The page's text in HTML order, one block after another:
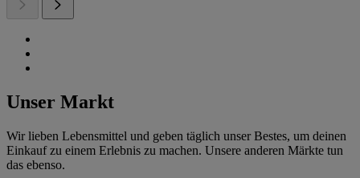
Unser Markt
Wir lieben Lebensmittel und geben täglich unser Bestes, um deinen
Einkauf zu einem Erlebnis zu machen. Unsere anderen Märkte tun
das ebenso.